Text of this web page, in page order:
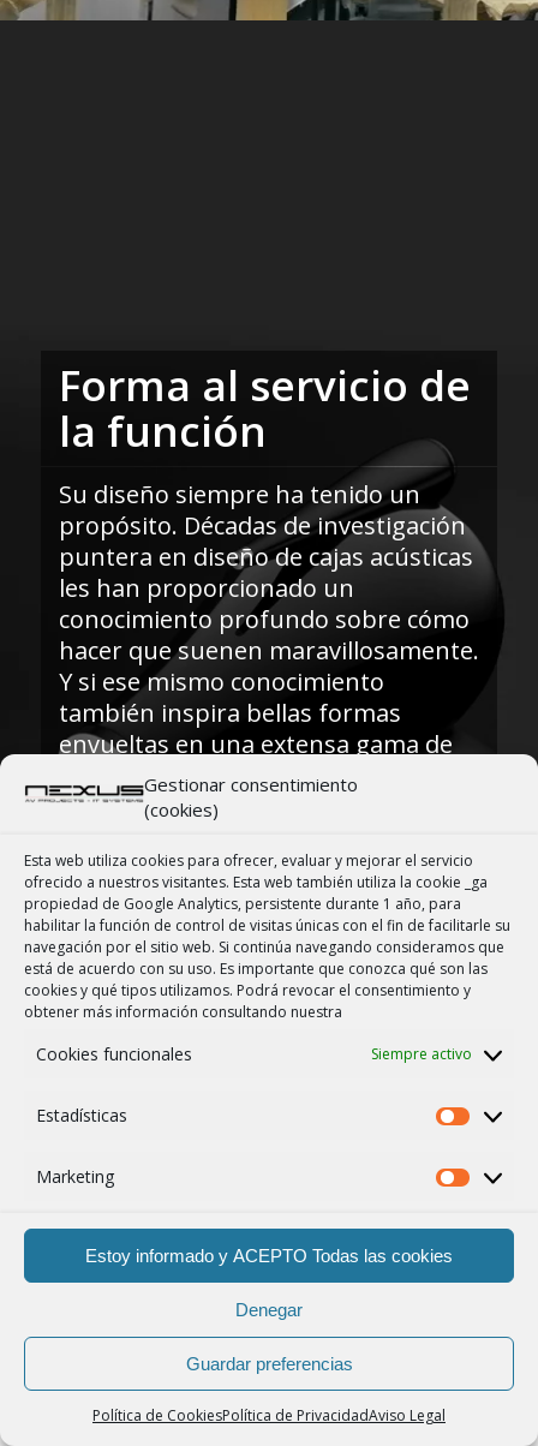
Gestionar consentimiento
(cookies)
Esta web utiliza cookies para ofrecer, evaluar y mejorar el servicio
ofrecido a nuestros visitantes. Esta web también utiliza la cookie _ga
propiedad de Google Analytics, persistente durante 1 año, para
habilitar la función de control de visitas únicas con el fin de facilitarle su
navegación por el sitio web. Si continúa navegando consideramos que
está de acuerdo con su uso. Es importante que conozca qué son las
cookies y qué tipos utilizamos. Podrá revocar el consentimiento y
obtener más información consultando nuestra
Cookies funcionales Siempre activo
Estadísticas
Marketing
Estoy informado y ACEPTO Todas las cookies
Denegar
Guardar preferencias
Política de CookiesPolítica de PrivacidadAviso Legal
Forma al servicio de
la función
Su diseño siempre ha tenido un
propósito. Décadas de investigación
puntera en diseño de cajas acústicas
les han proporcionado un
conocimiento profundo sobre cómo
hacer que suenen maravillosamente.
Y si ese mismo conocimiento
también inspira bellas formas
envueltas en una extensa gama de
lujosos acabados, ¿Qué mas se
puede pedir?
HAZ UNA AUDICIÓN
PERSONALIZADA
Somos distribuidores exclusivos de la serie 800 en
Islas Baleares. Si deseas hacer una audición en